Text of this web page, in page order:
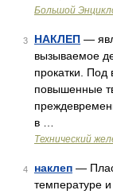
Большой
3 НАКЛЕП —
вызываемое
прокатки.
повышенные
в …
Технический
4 наклеп —
температуре